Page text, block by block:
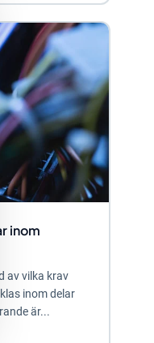
inom
av vilka krav
inom delar
är...